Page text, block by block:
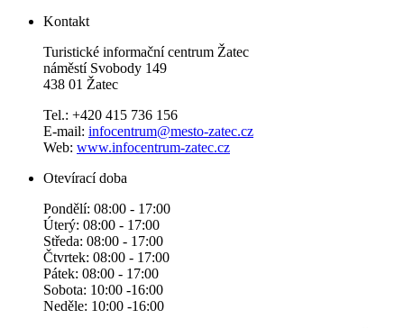
Kontakt
Turistické informační centrum Žatec
náměstí Svobody 149
438 01 Žatec
Tel.: +420 415 736 156
E-mail: infocentrum@mesto-zatec.cz
Web: www.infocentrum-zatec.cz
Otevírací doba
Pondělí: 08:00 - 17:00
Úterý: 08:00 - 17:00
Středa: 08:00 - 17:00
Čtvrtek: 08:00 - 17:00
Pátek: 08:00 - 17:00
Sobota: 10:00 -16:00
Neděle: 10:00 -16:00